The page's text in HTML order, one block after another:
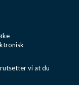
vi at du